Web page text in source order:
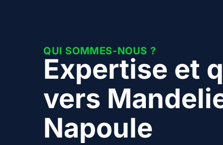
QUI SOMMES-NOUS ?
Expertise et
vers
Napoule